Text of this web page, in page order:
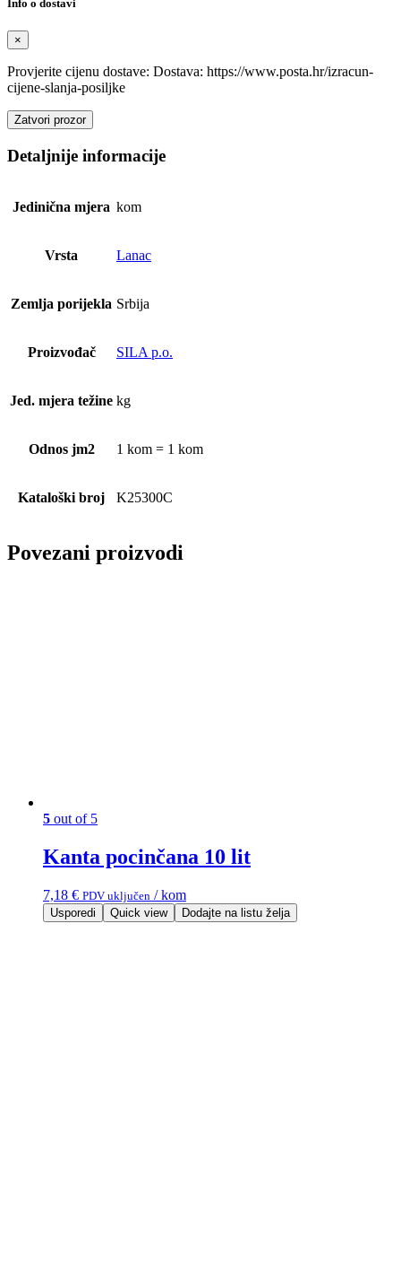
Info o dostavi
×
Provjerite cijenu dostave: Dostava: https://www.posta.hr/izracun-
cijene-slanja-posiljke
Zatvori prozor
Detaljnije informacije
Jedinična mjera kom
Vrsta Lanac
Zemlja porijekla Srbija
Proizvođač SILA p.o.
Jed. mjera težine kg
Odnos jm2 1 kom = 1 kom
Kataloški broj K25300C
Povezani proizvodi
5 out of 5
Kanta pocinčana 10 lit
7,18 € PDV uključen / kom
Usporedi Quick view Dodajte na listu želja